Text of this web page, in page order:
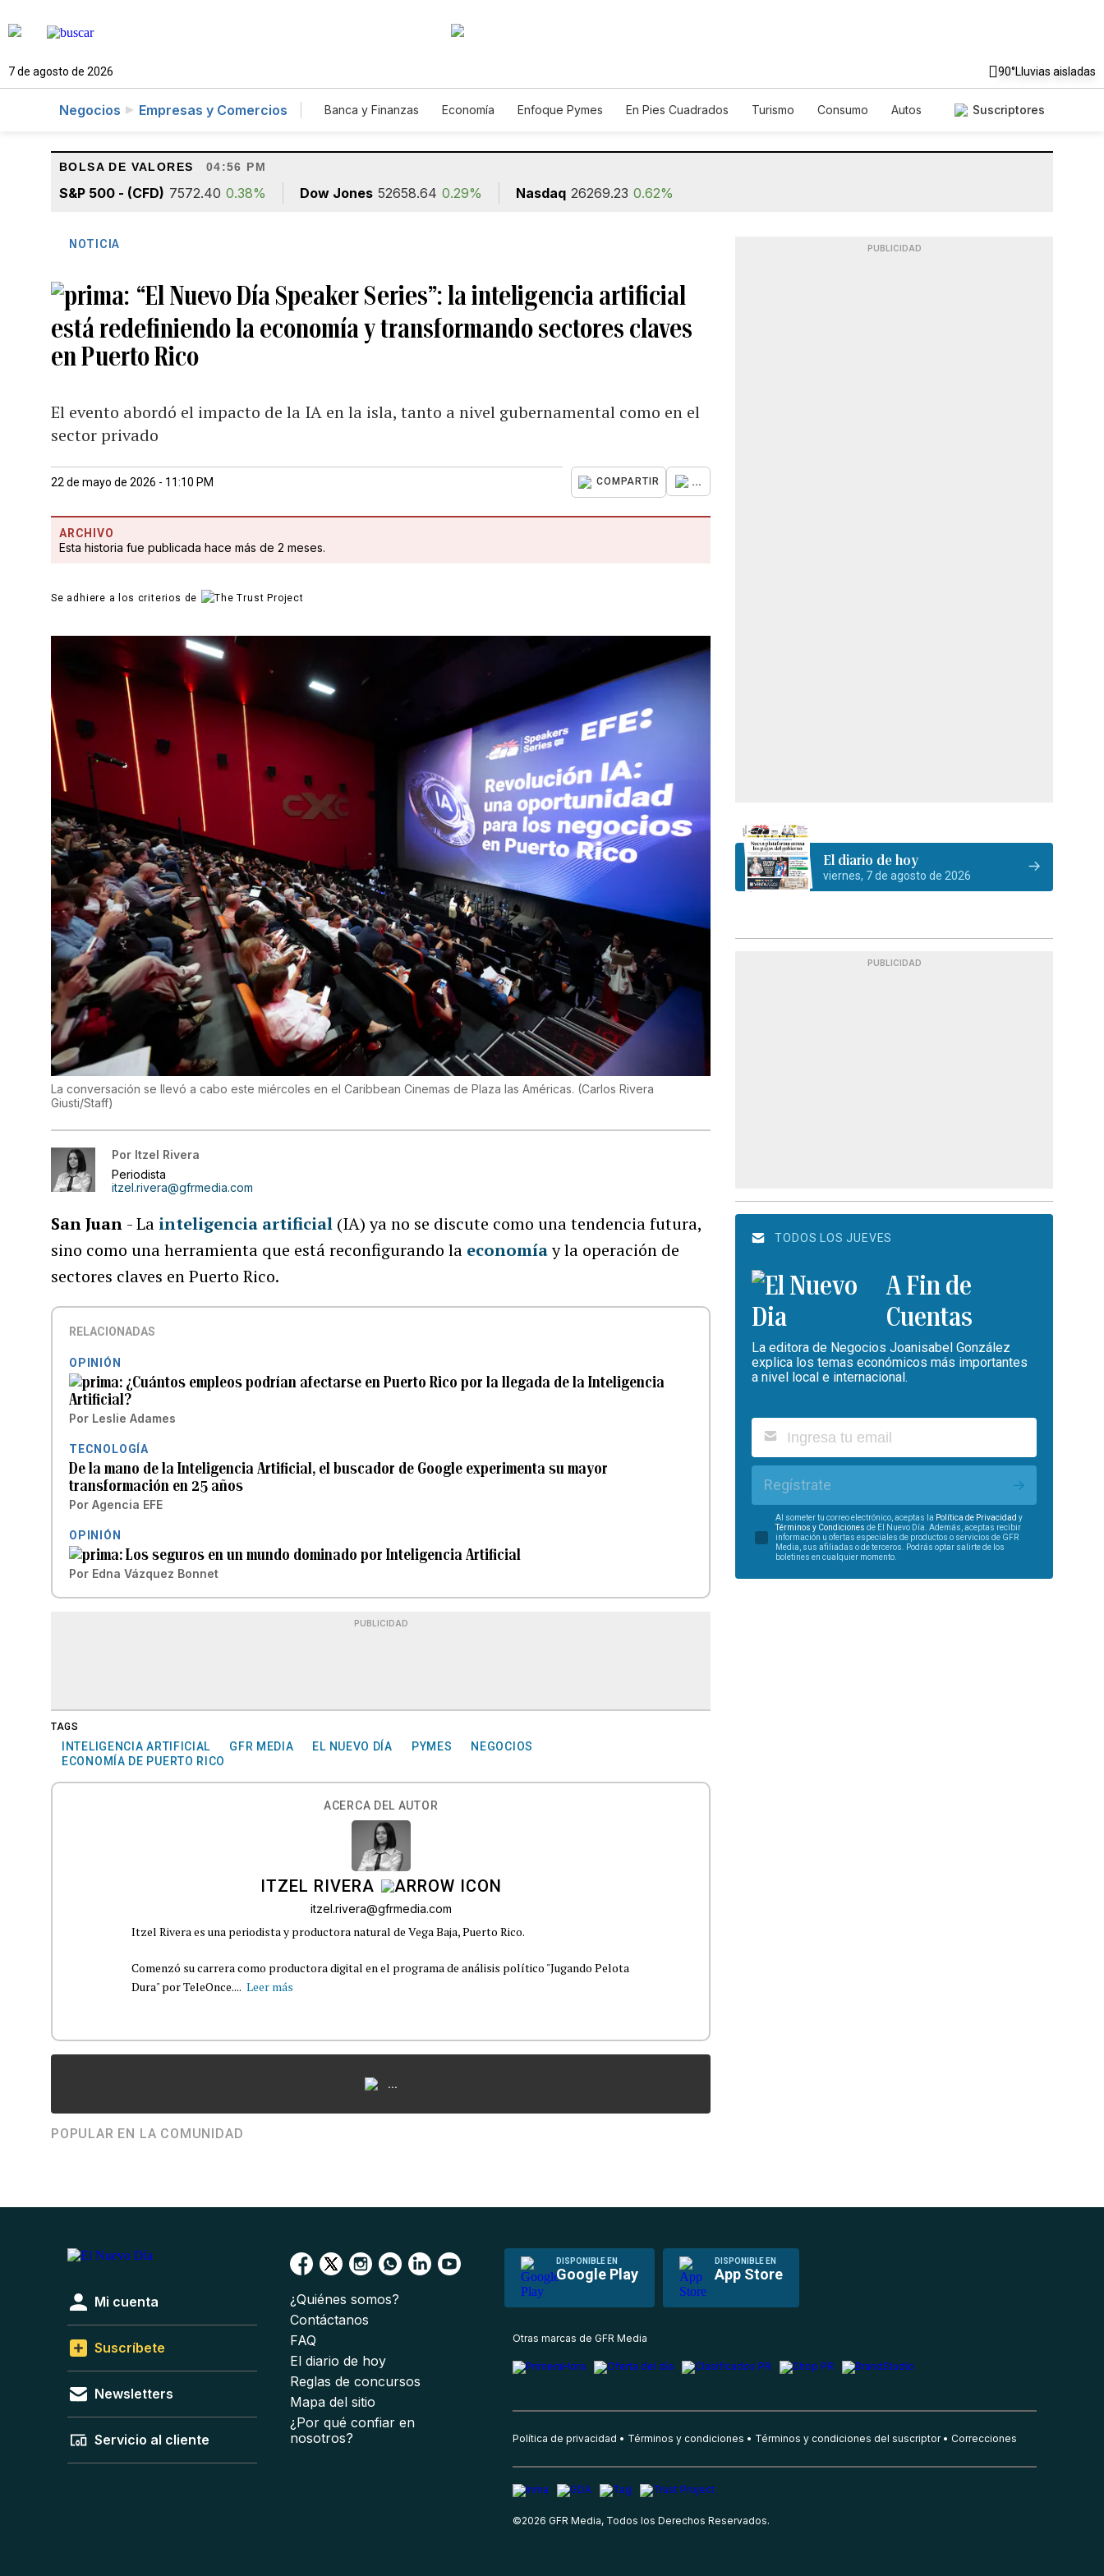
7 de agosto de 2026 90°Lluvias aisladas
Negocios Empresas y Comercios Banca y Finanzas Economía Enfoque Pymes En Pies Cuadrados Turismo Consumo
Autos
Suscriptores
BOLSA DE VALORES 04:56 PM
S&P 500 - (CFD) 7572.40 0.38% Dow Jones 52658.64 0.29% Nasdaq 26269.23 0.62%
NOTICIA
“El Nuevo Día Speaker Series”: la inteligencia artificial
está redefiniendo la economía y transformando sectores claves
en Puerto Rico
El evento abordó el impacto de la IA en la isla, tanto a nivel gubernamental como en el
sector privado
22 de mayo de 2026 - 11:10 PM COMPARTIR ...
ARCHIVO
Esta historia fue publicada hace más de 2 meses.
Se adhiere a los criterios de
La conversación se llevó a cabo este miércoles en el Caribbean Cinemas de Plaza las Américas. (Carlos Rivera
Giusti/Staff)
Por Itzel Rivera
Periodista
itzel.rivera@gfrmedia.com
San Juan - La inteligencia artificial (IA) ya no se discute como una tendencia futura,
sino como una herramienta que está reconfigurando la economíay la operación de
sectores claves en Puerto Rico.
RELACIONADAS
OPINIÓN
¿Cuántos empleos podrían afectarse en Puerto Rico por la llegada de la Inteligencia
Artificial?
Por Leslie Adames
TECNOLOGÍA
De la mano de la Inteligencia Artificial, el buscador de Google experimenta su mayor
transformación en 25 años
Por Agencia EFE
OPINIÓN
Los seguros en un mundo dominado por Inteligencia Artificial
Por Edna Vázquez Bonnet
PUBLICIDAD
TAGS
INTELIGENCIA ARTIFICIAL GFR MEDIA EL NUEVO DÍA PYMES
NEGOCIOS
ECONOMÍA DE PUERTO RICO
ACERCA DEL AUTOR
ITZEL RIVERA
itzel.rivera@gfrmedia.com
Itzel Rivera es una periodista y productora natural de Vega Baja, Puerto Rico.
Comenzó su carrera como productora digital en el programa de análisis político "Jugando Pelota
Dura" por TeleOnce.... Leer más
...
POPULAR EN LA COMUNIDAD
PUBLICIDAD
El diario de hoy
viernes, 7 de agosto de 2026
PUBLICIDAD
TODOS LOS JUEVES
A Fin de
Cuentas
La editora de Negocios Joanisabel González
explica los temas económicos más importantes
a nivel local e internacional.
Regístrate
Al someter tu correo electrónico, aceptas la Política de Privacidad y
Términos y Condiciones de El Nuevo Día. Además, aceptas recibir
información u ofertas especiales de productos o servicios de GFR
Media, sus afiliadas o de terceros. Podrás optar salirte de los
boletines en cualquier momento.
DISPONIBLE EN
Google Play
DISPONIBLE EN
App Store
Mi cuenta
Suscríbete
Newsletters
Servicio al cliente
¿Quiénes somos?
Contáctanos
FAQ
El diario de hoy
Reglas de concursos
Mapa del sitio
¿Por qué confiar en
nosotros?
Otras marcas de GFR Media
Política de privacidad Términos y condiciones Términos y condiciones del suscriptor Correcciones
©2026 GFR Media, Todos los Derechos Reservados.